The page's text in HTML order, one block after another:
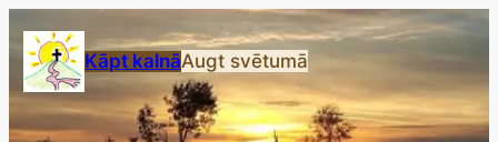
do
treści
Kāpt kalnāAugt svētumā